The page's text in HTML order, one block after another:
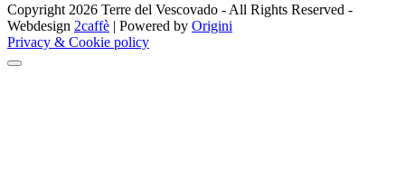
Copyright 2026 Terre del Vescovado - All Rights Reserved -
Webdesign 2caffè | Powered by Origini
Privacy & Cookie policy